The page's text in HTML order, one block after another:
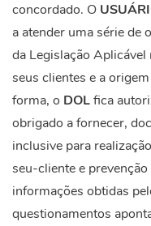
concordado. O
a atender uma série de
da Legislação
seus clientes e a
forma, o DOLfica
obrigado a fornecer,
inclusive para
seu-cliente e
informações obtidas
questionamentos